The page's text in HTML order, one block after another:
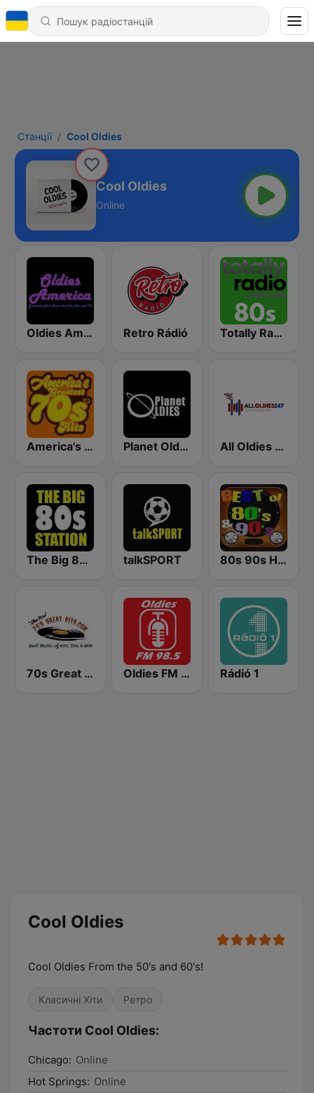
Станції Cool Oldies
Cool Oldies
Online
Oldies America Retro Rádió Totally Radio 80s
America's Greatest 70s Hits Planet Oldies Radio All Oldies 247
The Big 80s Station talkSPORT 80s 90s Hits Radio
70s Great Hits Oldies FM 98.5 Stereo Rádió 1
Cool Oldies
Cool Oldies From the 50's and 60's!
Класичні Хіти Ретро
Частоти Cool Oldies:
Chicago: Online
Hot Springs: Online